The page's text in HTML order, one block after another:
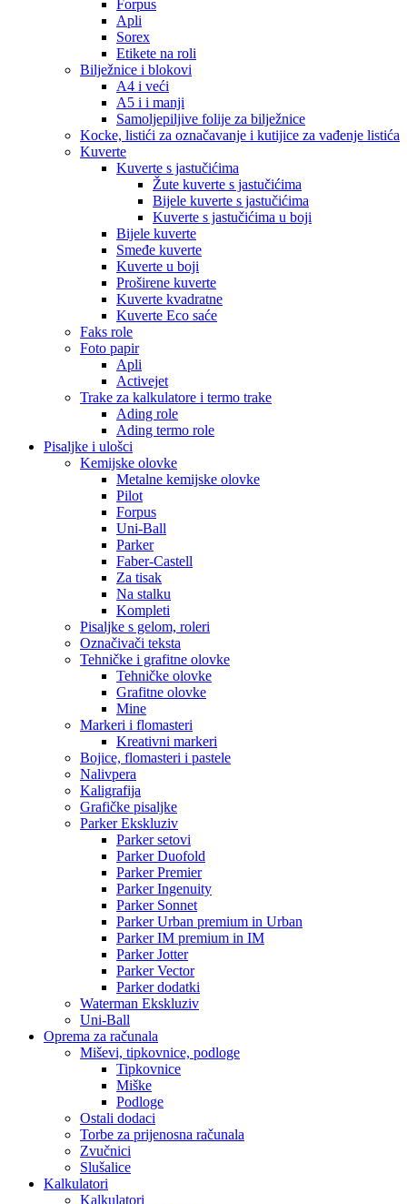
Forpus
Apli
Sorex
Etikete na roli
Bilježnice i blokovi
A4 i veći
A5 i i manji
Samoljepiljive folije za bilježnice
Kocke, listići za označavanje i kutijice za vađenje listića
Kuverte
Kuverte s jastučićima
Žute kuverte s jastučićima
Bijele kuverte s jastučićima
Kuverte s jastučićima u boji
Bijele kuverte
Smeđe kuverte
Kuverte u boji
Proširene kuverte
Kuverte kvadratne
Kuverte Eco saće
Faks role
Foto papir
Apli
Activejet
Trake za kalkulatore i termo trake
Ading role
Ading termo role
Pisaljke i ulošci
Kemijske olovke
Metalne kemijske olovke
Pilot
Forpus
Uni-Ball
Parker
Faber-Castell
Za tisak
Na stalku
Kompleti
Pisaljke s gelom, roleri
Označivači teksta
Tehničke i grafitne olovke
Tehničke olovke
Grafitne olovke
Mine
Markeri i flomasteri
Kreativni markeri
Bojice, flomasteri i pastele
Nalivpera
Kaligrafija
Grafičke pisaljke
Parker Ekskluziv
Parker setovi
Parker Duofold
Parker Premier
Parker Ingenuity
Parker Sonnet
Parker Urban premium in Urban
Parker IM premium in IM
Parker Jotter
Parker Vector
Parker dodatki
Waterman Ekskluziv
Uni-Ball
Oprema za računala
Miševi, tipkovnice, podloge
Tipkovnice
Miške
Podloge
Ostali dodaci
Torbe za prijenosna računala
Zvučnici
Slušalice
Kalkulatori
Kalkulatori